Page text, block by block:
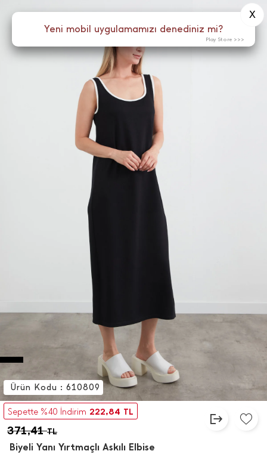
Menü
Sepette %40 İndirim 222,84 TL
371,41TL
Biyeli Yanı Yırtmaçlı Askılı Elbise
Ürün Kodu : 610809
Yeni mobil uygulamamızı denediniz mi?
X
Play Store >>>